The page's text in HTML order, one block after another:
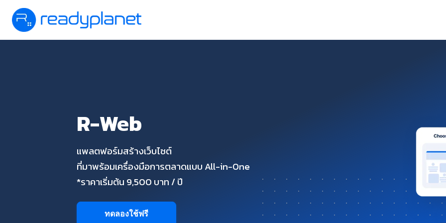
R-Web
แพลตฟอร์มสร้างเว็บไซต์
ที่มาพร้อมเครื่องมือการตลาดแบบ All-in-One
*ราคาเริ่มต้น 9,500 บาท / ปี
ทดลองใช้ฟรี